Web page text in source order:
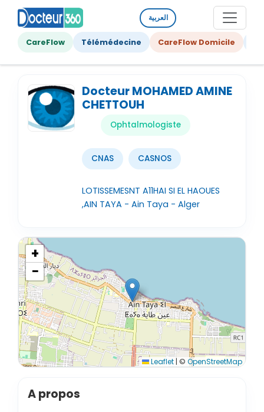
العربية
CareFlow Télémédecine CareFlow Domicile
Docteur MOHAMED AMINE
CHETTOUH
Ophtalmologiste
CNAS CASNOS
LOTISSEMESNT A11HAI SI EL HAOUES
,AIN TAYA - Ain Taya - Alger
+
−
Leaflet | © OpenStreetMap
A propos